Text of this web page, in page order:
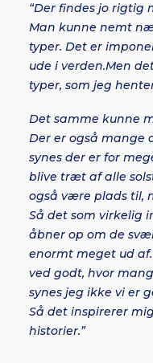
“Der findes jo rigtig
Man kunne nemt
typer. Det er
ude i verden.Men
typer, som jeg
Det samme kunne
Der er også mange
synes der er for
blive træt af alle
også være plads til,
Så det som virkelig
åbner op om de
enormt meget ud
ved godt, hvor
synes jeg ikke vi er
Så det inspirerer
historier.”